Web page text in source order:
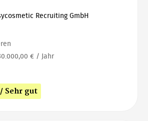
Recruiting GmbH
€ / Jahr
Sehr gut